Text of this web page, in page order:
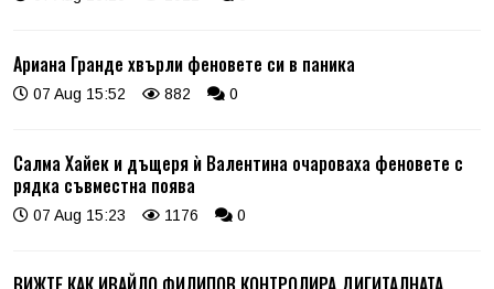
Ариана Гранде хвърли феновете си в паника
07 Aug 15:52 882 0
Салма Хайек и дъщеря ѝ Валентина очароваха феновете с
рядка съвместна поява
07 Aug 15:23 1176 0